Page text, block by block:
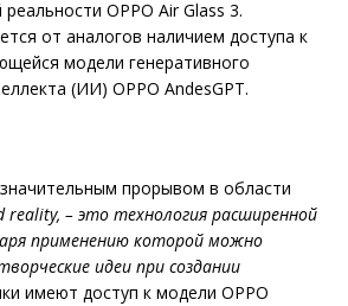
OPPO Air Glass 3.
от аналогов наличием доступа к
модели генеративного
(ИИ) OPPO AndesGPT.
прорывом в области
reality, – это технология расширенной
применению которой можно
идеи при создании
имеют доступ к модели OPPO